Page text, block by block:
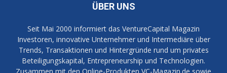
ÜBER UNS
Seit Mai 2000 informiert das VentureCapital Magazin
Investoren, innovative Unternehmer und Intermediäre über
Trends, Transaktionen und Hintergründe rund um privates
Beteiligungskapital, Entrepreneurship und Technologien.